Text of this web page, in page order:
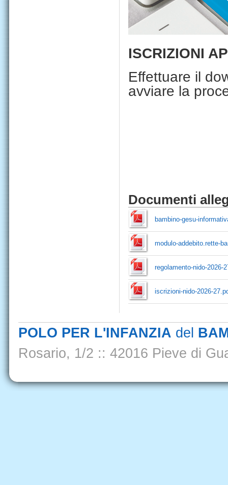
ISCRIZIONI
Effettuare il
avviare la
Documenti
bambino-gesu-
modulo-addebito.rette-
regolamento-nido-2026-
iscrizioni-nido-2026-
POLO PER L'INFANZIA del
Rosario, 1/2 :: 42016 Pieve di